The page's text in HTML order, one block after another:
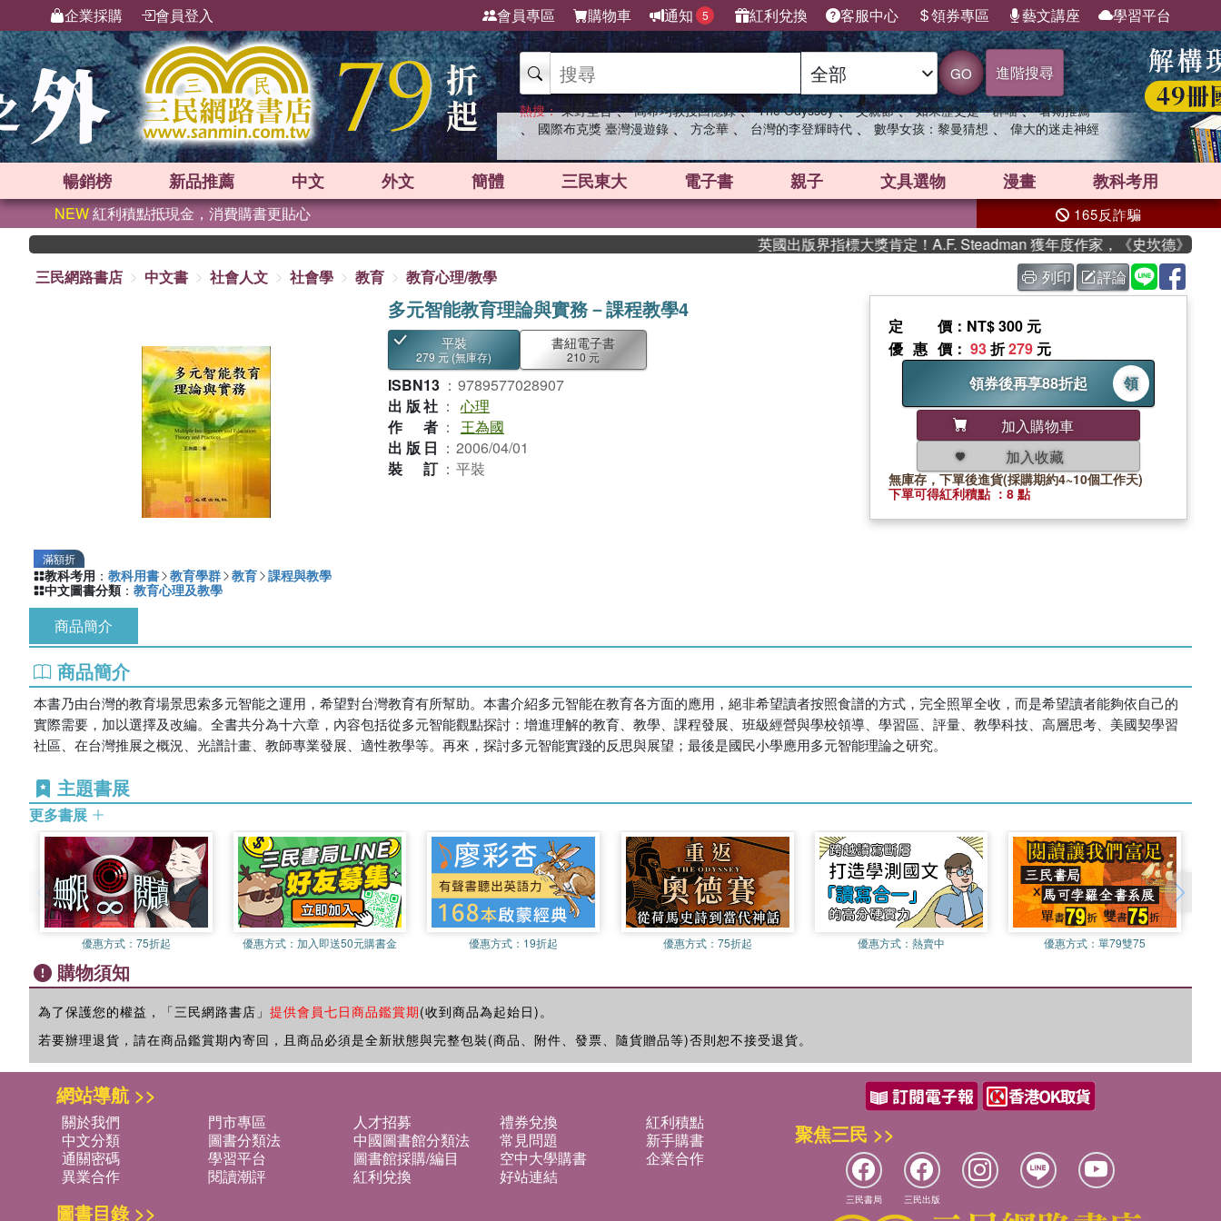
企業採購 會員登入 會員專區 購物車 通知 5 紅利兌換 客服中心 領券專區 藝文講座 學習平台
GO 進階搜尋
熱搜： 東野圭吾 、 高希均教授回憶錄 、 The Odyssey 、 父親節 、 如果歷史是一群喵 、 暑期推薦
、 國際布克獎 臺灣漫遊錄 、 方念華 、 台灣的李登輝時代 、 數學女孩：黎曼猜想 、 偉大的迷走神經
暢銷榜 新品推薦 中文 外文 簡體 三民東大 電子書 親子 文具選物 漫畫 教科考用
NEW紅利積點抵現金，消費購書更貼心 165反詐騙
英國出版界指標大獎肯定！A.F. Steadman 獲年度作家，《史坎德》系列帶
三民網路書店
中文書 社會人文 社會學 教育 教育心理/教學 列印 評論
滿額折
多元智能教育理論與實務－課程教學4
平裝
279 元 (無庫存)
書紐電子書
210 元
ISBN13 ： 9789577028907
出版社 ： 心理
作者 ： 王為國
出版日 ： 2006/04/01
裝訂 ： 平裝
定價 ：NT$ 300 元
優惠價 ： 93折279 元
領券後再享88折起
領
加入購物車
加入收藏
無庫存，下單後進貨(採購期約4~10個工作天)
下單可得紅利積點 ：8 點
教科考用 ： 教科用書 教育學群 教育 課程與教學
中文圖書分類 ： 教育心理及教學
商品簡介
商品簡介
本書乃由台灣的教育場景思索多元智能之運用，希望對台灣教育有所幫助。本書介紹多元智能在教育各方面的應用，絕非希望讀者按照食譜的方式，完全照單全收，而是希望讀者能夠依自己的
實際需要，加以選擇及改編。全書共分為十六章，內容包括從多元智能觀點探討：增進理解的教育、教學、課程發展、班級經營與學校領導、學習區、評量、教學科技、高層思考、美國契學習
社區、在台灣推展之概況、光譜計畫、教師專業發展、適性教學等。再來，探討多元智能實踐的反思與展望；最後是國民小學應用多元智能理論之研究。
主題書展
更多書展
優惠方式： 75折起 優惠方式： 加入即送50元購書金 優惠方式： 19折起 優惠方式： 75折起 優惠方式： 熱賣中 優惠方式：單79雙75
購物須知
為了保護您的權益，「三民網路書店」 提供會員七日商品鑑賞期(收到商品為起始日)。
若要辦理退貨，請在商品鑑賞期內寄回，且商品必須是全新狀態與完整包裝(商品、附件、發票、隨貨贈品等)否則恕不接受退貨。
網站導航 >>
關於我們 門市專區 人才招募 禮券兌換
紅利積點
中文分類
圖書分類法 中國圖書館分類法 常見問題
新手購書
通關密碼
學習平台 圖書館採購/編目 空中大學購書
企業合作
異業合作
閱讀潮評 紅利兌換 好站連結
圖書目錄 >>
聚焦三民 >>
三民書局 三民出版